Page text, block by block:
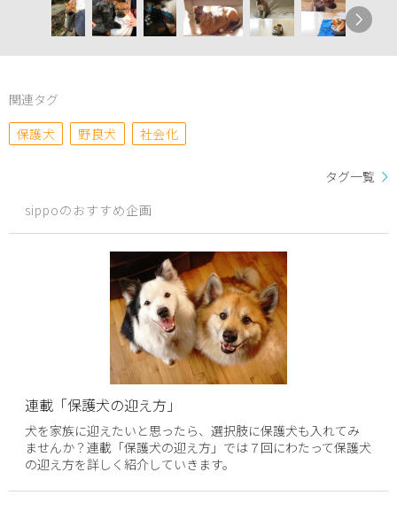
関連タグ
保護犬
野良犬 社会化
タグ一覧
sippoのおすすめ企画
連載「保護犬の迎え方」
犬を家族に迎えたいと思ったら、選択肢に保護犬も入れてみ
ませんか？連載「保護犬の迎え方」では７回にわたって保護犬
の迎え方を詳しく紹介していきます。